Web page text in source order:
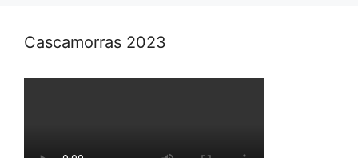
Cascamorras 2023